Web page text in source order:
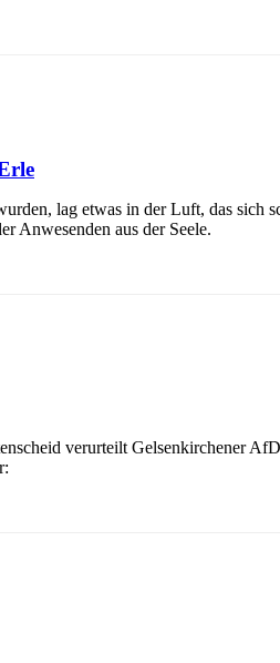
lag etwas in der Luft, das sich
Anwesenden aus der Seele.
verurteilt Gelsenkirchener